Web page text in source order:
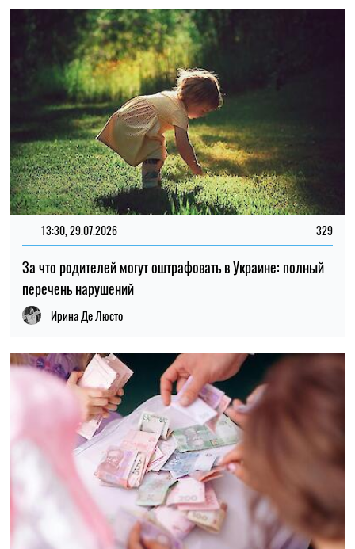
13:30, 29.07.2026 329
За что родителей могут оштрафовать в Украине: полный
перечень нарушений
Ирина Де Люсто